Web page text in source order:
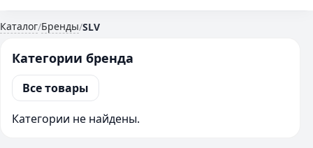
Каталог/Бренды/SLV
Категории бренда
Все товары
Категории не найдены.